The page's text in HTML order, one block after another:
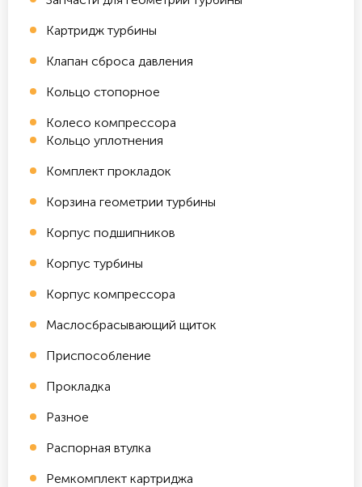
Картридж турбины
Клапан сброса давления
Кольцо стопорное
Колесо компрессора
Кольцо уплотнения
Комплект прокладок
Корзина геометрии турбины
Корпус подшипников
Корпус турбины
Корпус компрессора
Маслосбрасывающий щиток
Приспособление
Прокладка
Разное
Распорная втулка
Ремкомплект картриджа